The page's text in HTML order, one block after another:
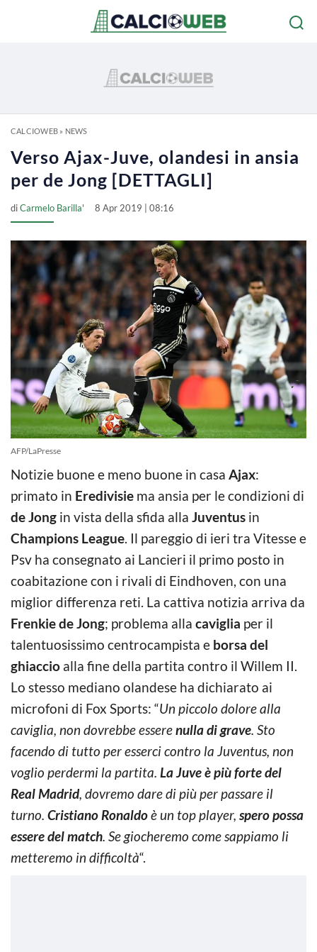
CALCIOWEB» NEWS
Verso Ajax-Juve, olandesi in ansia
per de Jong [DETTAGLI]
diCarmelo Barilla' 8 Apr 2019 | 08:16
AFP/LaPresse
Notizie buone e meno buone in casa Ajax:
primato in Eredivisie ma ansia per le condizioni di
de Jong in vista della sfida alla Juventus in
Champions League. Il pareggio di ieri tra Vitesse e
Psv ha consegnato ai Lancieri il primo posto in
coabitazione con i rivali di Eindhoven, con una
miglior differenza reti. La cattiva notizia arriva da
Frenkie de Jong; problema alla caviglia per il
talentuosissimo centrocampista e borsa del
ghiaccio alla fine della partita contro il Willem II.
Lo stesso mediano olandese ha dichiarato ai
microfoni di Fox Sports: “Un piccolo dolore alla
caviglia, non dovrebbe esserenulla di grave. Sto
facendo di tutto per esserci contro la Juventus, non
voglio perdermi la partita. La Juve è più forte del
Real Madrid, dovremo dare di più per passare il
turno. Cristiano Ronaldoè un top player, spero possa
essere del match. Se giocheremo come sappiamo li
metteremo in difficoltà“.